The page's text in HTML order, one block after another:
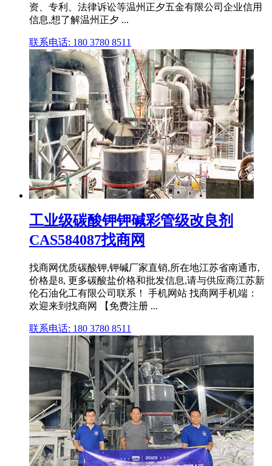
资、专利、法律诉讼等温州正夕五金有限公司企业信用
信息,想了解温州正夕 ...
联系电话: 180 3780 8511
工业级碳酸钾钾碱彩管级改良剂
CAS584087找商网
找商网优质碳酸钾,钾碱厂家直销,所在地江苏省南通市,
价格是8, 更多碳酸盐价格和批发信息,请与供应商江苏新
伦石油化工有限公司联系！ 手机网站 找商网手机端：
欢迎来到找商网 【免费注册 ...
联系电话: 180 3780 8511